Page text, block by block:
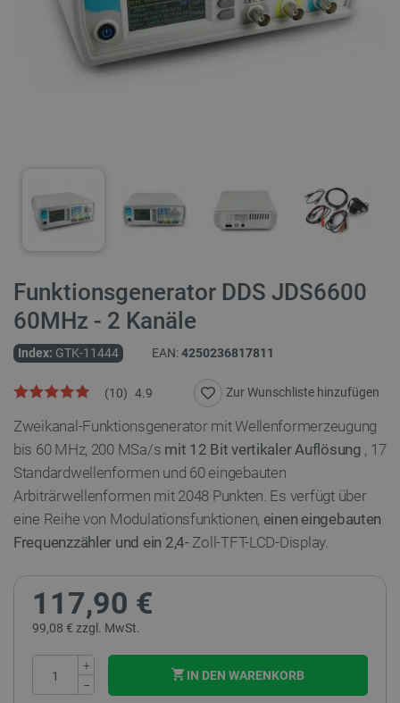
Funktionsgenerator DDS JDS6600
60MHz - 2 Kanäle
Index: GTK-11444 EAN:4250236817811
4.9
(10) Zur Wunschliste hinzufügen
Zweikanal-Funktionsgenerator mit Wellenformerzeugung
bis 60 MHz, 200 MSa/s mit 12 Bit vertikaler Auflösung , 17
Standardwellenformen und 60 eingebauten
Arbiträrwellenformen mit 2048 Punkten. Es verfügt über
eine Reihe von Modulationsfunktionen, einen eingebauten
Frequenzzähler und ein 2,4-Zoll-TFT-LCD-Display.
117,90 €
99,08 € zzgl. MwSt.
+
−
IN DEN WARENKORB